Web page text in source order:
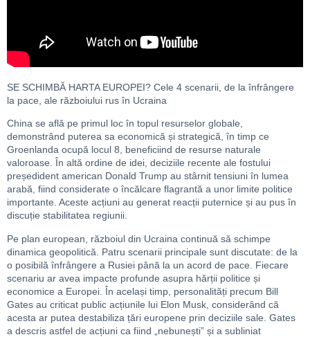
SE SCHIMBĂ HARTA EUROPEI? Cele 4 scenarii, de la înfrângere
la pace, ale războiului rus în Ucraina
China se află pe primul loc în topul resurselor globale,
demonstrând puterea sa economică și strategică, în timp ce
Groenlanda ocupă locul 8, beneficiind de resurse naturale
valoroase. În altă ordine de idei, deciziile recente ale fostului
președident american Donald Trump au stârnit tensiuni în lumea
arabă, fiind considerate o încălcare flagrantă a unor limite politice
importante. Aceste acțiuni au generat reacții puternice și au pus în
discuție stabilitatea regiunii.
Pe plan european, războiul din Ucraina continuă să schimpe
dinamica geopolitică. Patru scenarii principale sunt discutate: de la
o posibilă înfrângere a Rusiei până la un acord de pace. Fiecare
scenariu ar avea impacte profunde asupra hărții politice și
economice a Europei. În același timp, personalități precum Bill
Gates au criticat public acțiunile lui Elon Musk, considerând că
acesta ar putea destabiliza țări europene prin deciziile sale. Gates
a descris astfel de acțiuni ca fiind „nebunești” și a subliniat